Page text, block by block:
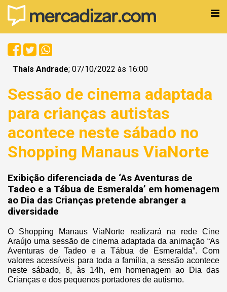
Thaís Andrade; 07/10/2022 às 16:00
Sessão de cinema adaptada
para crianças autistas
acontece neste sábado no
Shopping Manaus ViaNorte
Exibição diferenciada de ‘As Aventuras de
Tadeo e a Tábua de Esmeralda’ em homenagem
ao Dia das Crianças pretende abranger a
diversidade
O Shopping Manaus ViaNorte realizará na rede Cine
Araújo uma sessão de cinema adaptada da animação “As
Aventuras de Tadeo e a Tábua de Esmeralda”. Com
valores acessíveis para toda a família, a sessão acontece
neste sábado, 8, às 14h, em homenagem ao Dia das
Crianças e dos pequenos portadores de autismo.